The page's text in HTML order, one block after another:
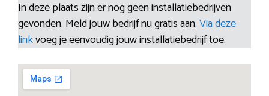
In deze plaats zijn er nog geen installatiebedrijven
gevonden. Meld jouw bedrijf nu gratis aan.Via deze
linkvoeg je eenvoudig jouw installatiebedrijf toe.